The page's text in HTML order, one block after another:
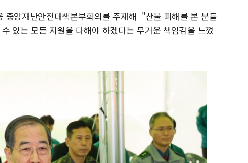
오렌지플래닛 창업재단, 스
경찰, '300억대 사기 혐의'
중앙재난안전대책본부회의를 주재해 "산불 피해를 본 분들
있는 모든 지원을 다해야 하겠다는 무거운 책임감을 느꼈